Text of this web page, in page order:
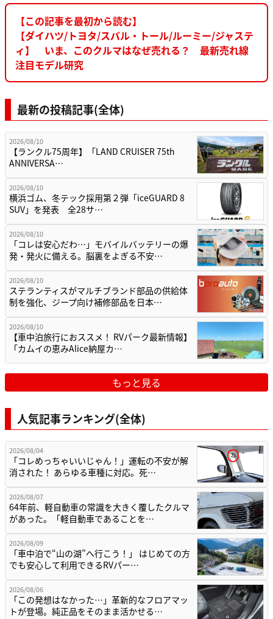
【この記事を最初から読む】
【ダイハツ/トヨタ/スバル・トール/ルーミー/ジャステ
ィ】 いま、このクルマはなぜ売れる？ 最新売れ線
注目モデル研究
最新の投稿記事(全体)
2026/08/10
【ランクル75周年】「LAND CRUISER 75th
ANNIVERSA…
2026/08/10
横浜ゴム、冬テック採用第２弾「iceGUARD 8
SUV」を発表 全28サ…
2026/08/10
「コレは安心だわ…」モバイルバッテリーの爆
発・発火に備える。脳裏をよぎる不安…
2026/08/10
ステランティスがマルチブランド部品の供給体
制を強化、ジープ向け補修部品を日本…
2026/08/10
【車中泊旅行におススメ！ RVパーク最新情報】
「カムイの恵みAlice納屋カ…
もっと見る
人気記事ランキング(全体)
2026/08/04
「コレめっちゃいいじゃん！」運転の不安が解
消された！ あらゆる車種に対応。死…
2026/08/07
64年前、軽自動車の常識を大きく覆したクルマ
があった。「軽自動車であることを…
2026/08/09
「車中泊で“山の湖”へ行こう！」 はじめての方
でも安心して利用できるRVパー…
2026/08/06
「この発想はなかった…」革新的なフロアマッ
トが登場。純正品をそのまま活かせる…